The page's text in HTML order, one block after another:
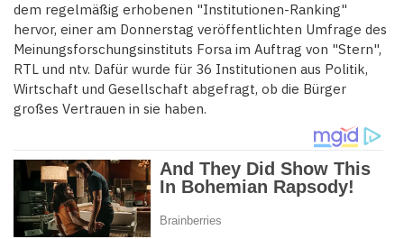
dem regelmäßig erhobenen "Institutionen-Ranking"
hervor, einer am Donnerstag veröffentlichten Umfrage des
Meinungsforschungsinstituts Forsa im Auftrag von "Stern",
RTL und ntv. Dafür wurde für 36 Institutionen aus Politik,
Wirtschaft und Gesellschaft abgefragt, ob die Bürger
großes Vertrauen in sie haben.